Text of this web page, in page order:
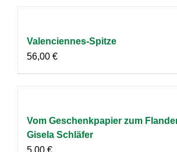
Valenciennes-Spitze
56,00 €
Vom Geschenkpapier zum
Gisela Schläfer
5,00 €